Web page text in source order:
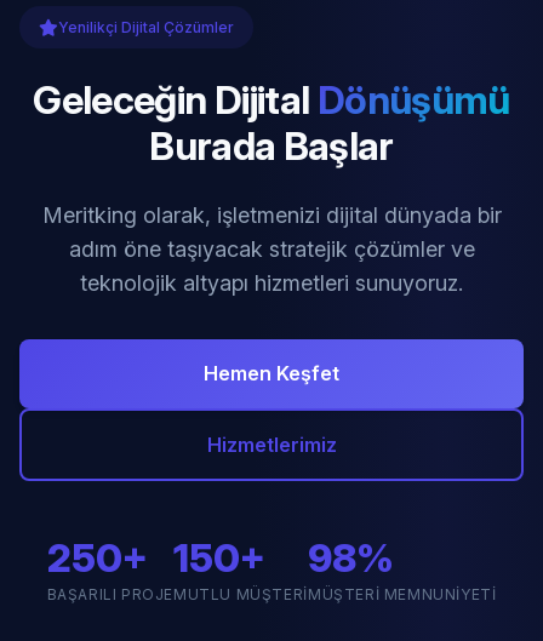
Yenilikçi Dijital Çözümler
Geleceğin Dijital Dönüşümü
Burada Başlar
Meritking olarak, işletmenizi dijital dünyada bir
adım öne taşıyacak stratejik çözümler ve
teknolojik altyapı hizmetleri sunuyoruz.
Hemen Keşfet
Hizmetlerimiz
250+
BAŞARILI PROJE
150+
MUTLU MÜŞTERI
98%
MÜŞTERI MEMNUNIYETI